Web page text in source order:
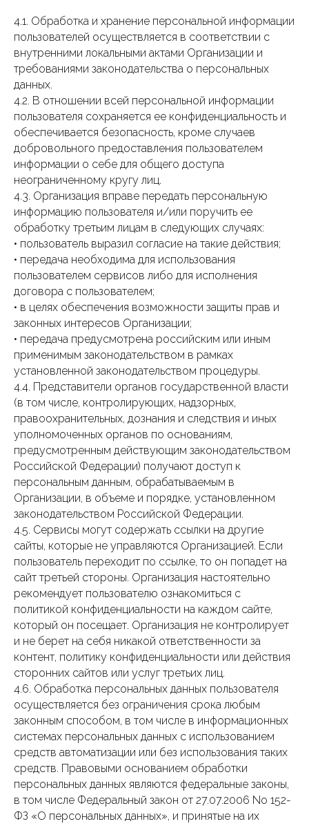
4.1. Обработка и хранение персональной информации
пользователей осуществляется в соответствии с
внутренними локальными актами Организации и
требованиями законодательства о персональных
данных.
4.2. В отношении всей персональной информации
пользователя сохраняется ее конфиденциальность и
обеспечивается безопасность, кроме случаев
добровольного предоставления пользователем
информации о себе для общего доступа
неограниченному кругу лиц.
4.3. Организация вправе передать персональную
информацию пользователя и/или поручить ее
обработку третьим лицам в следующих случаях:
• пользователь выразил согласие на такие действия;
• передача необходима для использования
пользователем сервисов либо для исполнения
договора с пользователем;
• в целях обеспечения возможности защиты прав и
законных интересов Организации;
• передача предусмотрена российским или иным
применимым законодательством в рамках
установленной законодательством процедуры.
4.4. Представители органов государственной власти
(в том числе, контролирующих, надзорных,
правоохранительных, дознания и следствия и иных
уполномоченных органов по основаниям,
предусмотренным действующим законодательством
Российской Федерации) получают доступ к
персональным данным, обрабатываемым в
Организации, в объеме и порядке, установленном
законодательством Российской Федерации.
4.5. Сервисы могут содержать ссылки на другие
сайты, которые не управляются Организацией. Если
пользователь переходит по ссылке, то он попадет на
сайт третьей стороны. Организация настоятельно
рекомендует пользователю ознакомиться с
политикой конфиденциальности на каждом сайте,
который он посещает. Организация не контролирует
и не берет на себя никакой ответственности за
контент, политику конфиденциальности или действия
сторонних сайтов или услуг третьих лиц.
4.6. Обработка персональных данных пользователя
осуществляется без ограничения срока любым
законным способом, в том числе в информационных
системах персональных данных с использованием
средств автоматизации или без использования таких
средств. Правовыми основанием обработки
персональных данных являются федеральные законы,
в том числе Федеральный закон от 27.07.2006 No 152-
ФЗ «О персональных данных», и принятые на их